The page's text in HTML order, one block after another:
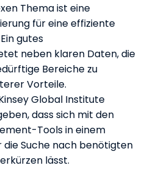
Thema ist eine
für eine effiziente
gutes
neben klaren Daten, die
Bereiche zu
Vorteile.
Global Institute
dass sich mit den
Tools in einem
Suche nach benötigten
lässt.